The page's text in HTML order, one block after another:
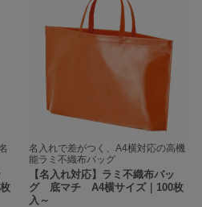
名入れで差がつく、A4横対応の高機
能ラミ不織布バッグ
【名入れ対応】ラミ不織布バッ
グ 底マチ A4横サイズ｜100枚
入～